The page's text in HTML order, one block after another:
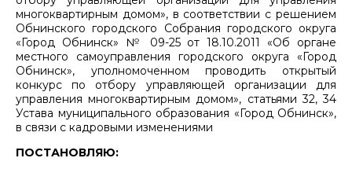
многоквартирным домом», в соответствии с решением
Обнинского городского Собрания городского округа
«Город Обнинск» № 09-25 от 18.10.2011 «Об органе
местного самоуправления городского округа «Город
Обнинск», уполномоченном проводить открытый
конкурс по отбору управляющей организации для
управления многоквартирным домом», статьями 32, 34
Устава муниципального образования «Город Обнинск»,
в связи с кадровыми изменениями
ПОСТАНОВЛЯЮ: